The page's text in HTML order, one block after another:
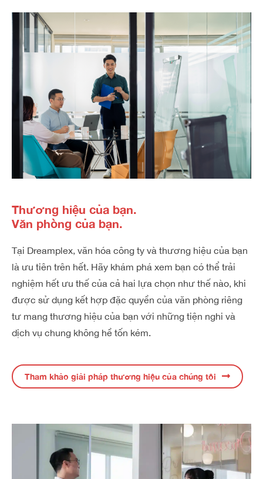
Thương hiệu của bạn.
Văn phòng của bạn.
Tại Dreamplex, văn hóa công ty và thương hiệu của bạn
là ưu tiên trên hết. Hãy khám phá xem bạn có thể trải
nghiệm hết ưu thế của cả hai lựa chọn như thế nào, khi
được sử dụng kết hợp đặc quyền của văn phòng riêng
tư mang thương hiệu của bạn với những tiện nghi và
dịch vụ chung không hề tốn kém.
Tham khảo giải pháp thương hiệu của chúng tôi